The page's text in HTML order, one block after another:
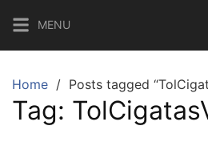
MENU
Home Posts tagged
Tag: